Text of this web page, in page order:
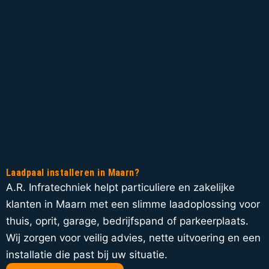
Laadpaal installeren in Maarn?
A.R. Infratechniek helpt particuliere en zakelijke
klanten in Maarn met een slimme laadoplossing voor
thuis, oprit, garage, bedrijfspand of parkeerplaats.
Wij zorgen voor veilig advies, nette uitvoering en een
installatie die past bij uw situatie.